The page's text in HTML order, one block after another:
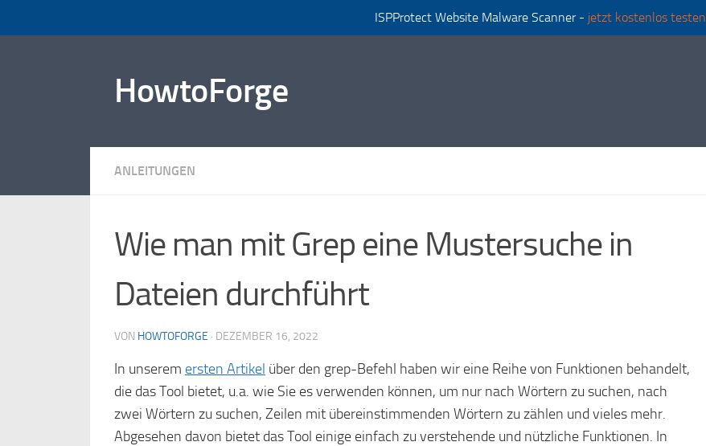
ISPProtect Website Malware Scanner - jetzt kostenlos testen
HowtoForge
ANLEITUNGEN
Wie man mit Grep eine Mustersuche in
Dateien durchführt
VON HOWTOFORGE · DEZEMBER 16, 2022
In unserem ersten Artikel über den grep-Befehl haben wir eine Reihe von Funktionen behandelt,
die das Tool bietet, u.a. wie Sie es verwenden können, um nur nach Wörtern zu suchen, nach
zwei Wörtern zu suchen, Zeilen mit übereinstimmenden Wörtern zu zählen und vieles mehr.
Abgesehen davon bietet das Tool einige einfach zu verstehende und nützliche Funktionen. In